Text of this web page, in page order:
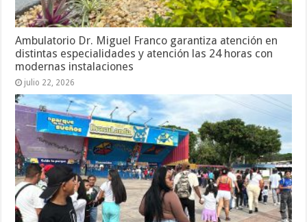
Ambulatorio Dr. Miguel Franco garantiza atención en
distintas especialidades y atención las 24 horas con
modernas instalaciones
julio 22, 2026